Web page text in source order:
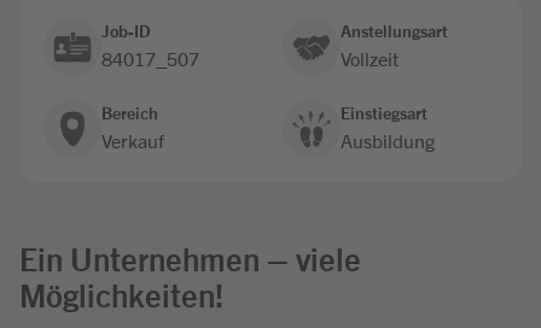
Job-ID
84017_507
Anstellungsart
Vollzeit
Bereich
Verkauf
Einstiegsart
Ausbildung
Ein Unternehmen – viele
Möglichkeiten!